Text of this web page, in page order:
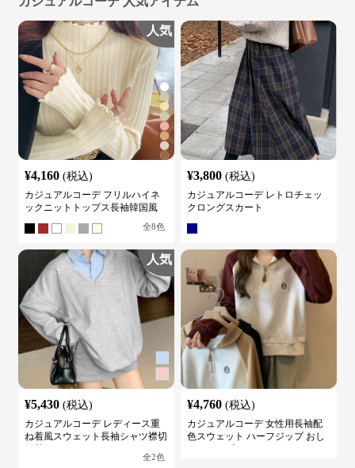
人気
¥4,160 (税込)
カジュアルコーデ フリルハイネ
ックニットトップス長袖韓国風
全8色
¥3,800 (税込)
カジュアルコーデ レトロチェッ
クロングスカート
人気
¥5,430 (税込)
カジュアルコーデ レディース重
ね着風スウェット長袖シャツ襟切
全2色
¥4,760 (税込)
カジュアルコーデ 女性用長袖配
色スウェット ハーフジップ おし